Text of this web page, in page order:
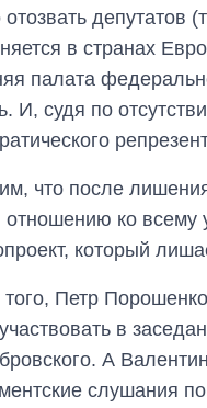
депутатов
в странах
палата
И, судя по
что после
отношению ко всему
который
того, Петр
в
А
слушания